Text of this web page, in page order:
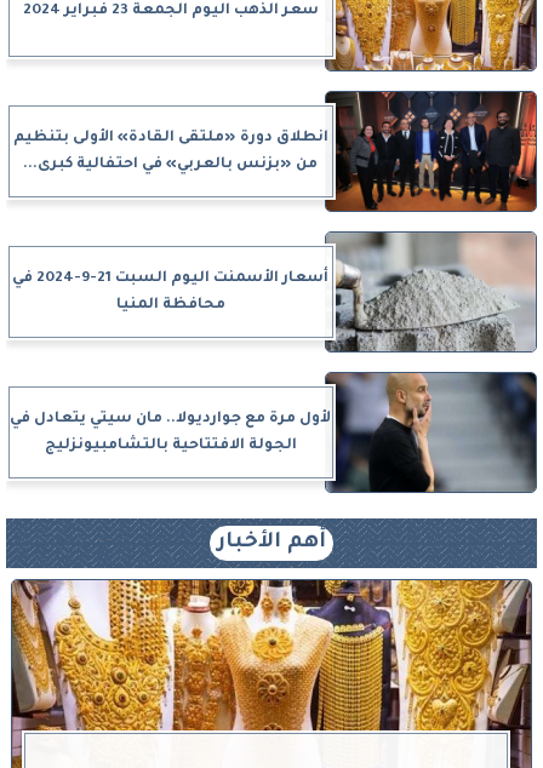
سعر الذهب اليوم الجمعة 23 فبراير 2024
انطلاق دورة «ملتقى القادة» الأولى بتنظيم
من «بزنس بالعربي» في احتفالية كبرى...
أسعار الأسمنت اليوم السبت 21-9-2024 في
محافظة المنيا
لأول مرة مع جوارديولا.. مان سيتي يتعادل في
الجولة الافتتاحية بالتشامبيونزليج
أهم الأخبار